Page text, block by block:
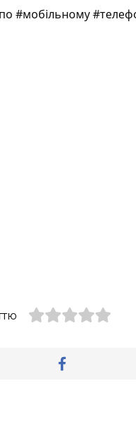
#мобільному